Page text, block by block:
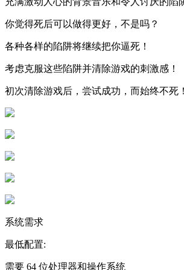
你觉得死后可以做得更好，不是吗？
各种各样的陷阱将继续把你逼死！
考虑克服这些陷阱并清除游戏的刺激感！
初次清除游戏后，尝试成功，而始终不死！
系统需求
最低配置:
需要 64 位处理器和操作系统